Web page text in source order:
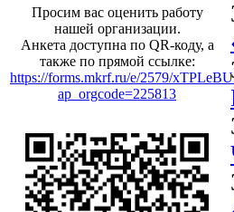
Просим вас оценить работу
нашей организации.
Анкета доступна по QR-коду, а
также по прямой ссылке:
https://forms.mkrf.ru/e/2579/
ap_orgcode=225813